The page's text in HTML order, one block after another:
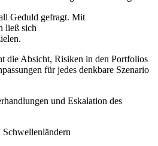
Geduld gefragt. Mit
ließ sich
die Absicht, Risiken in den Portfolios
für jedes denkbare Szenario
und Eskalation des
Schwellenländern